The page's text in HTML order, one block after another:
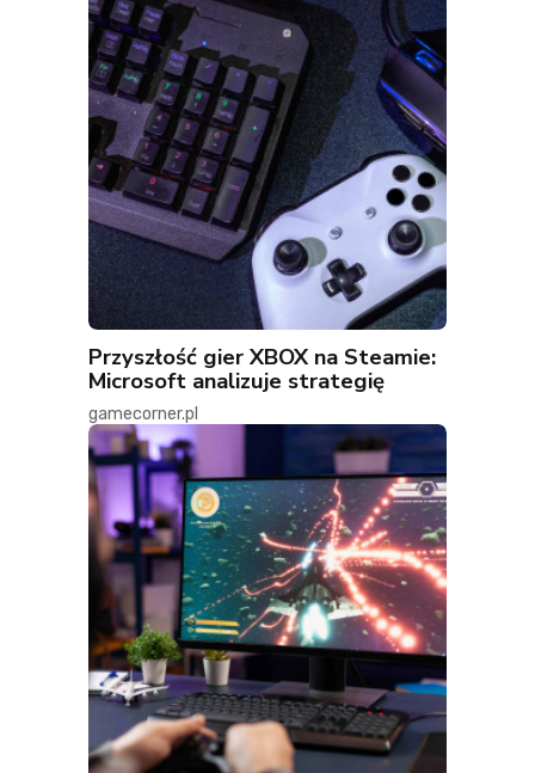
Przyszłość gier XBOX na Steamie:
Microsoft analizuje strategię
gamecorner.pl